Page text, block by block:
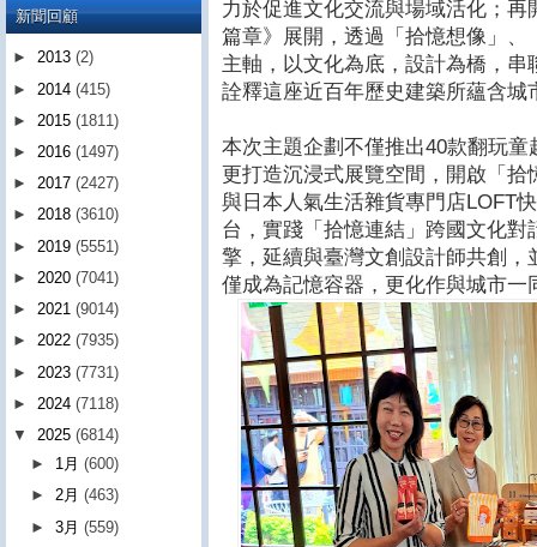
力於促進文化交流與場域活化；
篇章》展開，透過「拾憶想像」
主軸，以文化為底，設計為橋，
詮釋這座近百年歷史建築所蘊含城
本次主題企劃不僅推出40款翻玩
更打造沉浸式展覽空間，開啟「
與日本人氣生活雜貨專門店LOFT
台，實踐「拾憶連結」跨國文化
擎，延續與臺灣文創設計師共創
僅成為記憶容器，更化作與城市一
新聞回顧
► 2013 (2)
► 2014 (415)
► 2015 (1811)
► 2016 (1497)
► 2017 (2427)
► 2018 (3610)
► 2019 (5551)
► 2020 (7041)
► 2021 (9014)
► 2022 (7935)
► 2023 (7731)
► 2024 (7118)
▼ 2025 (6814)
► 1月(600)
►2月(463)
►3月(559)